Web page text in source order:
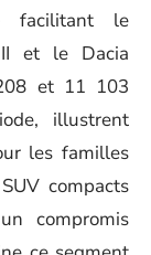
facilitant le
II et le Dacia
et 11 103
illustrent
les familles
compacts
compromis